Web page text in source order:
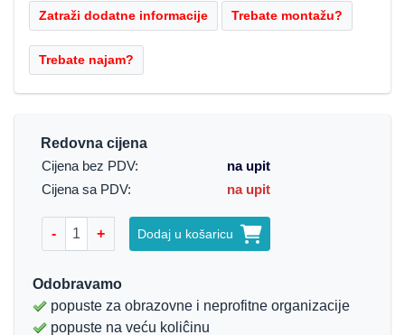
Redovna cijena
Cijena bez PDV:
na upit
Cijena sa PDV:
na upit
- + Dodaj u košaricu
Odobravamo
popuste za obrazovne i neprofitne organizacije
popuste na veću koliĉinu